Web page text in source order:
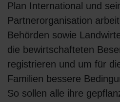
Plan International und
Partnerorganisation
Behörden sowie
die bewirtschafteten
registrieren und um für
Familien bessere
So sollen alle ihre